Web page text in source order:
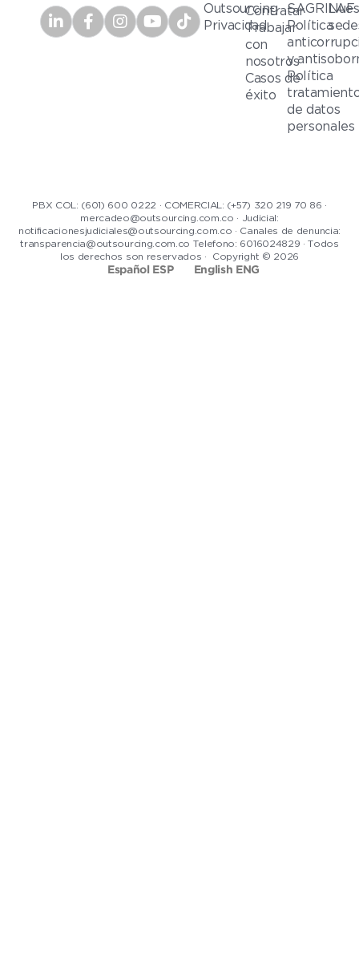
Outsourcing
Privacidad
Contratar
Trabajar
con
nosotros
Casos de
éxito
SAGRILAF
Política
y
Política
de datos
personales
PBX COL: (601) 600 0222 · COMERCIAL: (+57) 320 219 70 86 ·
mercadeo@outsourcing.com.co · Judicial:
notificacionesjudiciales@outsourcing.com.co · Canales de denuncia:
transparencia@outsourcing.com.co Telefono: 6016024829 · Todos
los derechos son reservados · Copyright © 2026
Español ESP English ENG